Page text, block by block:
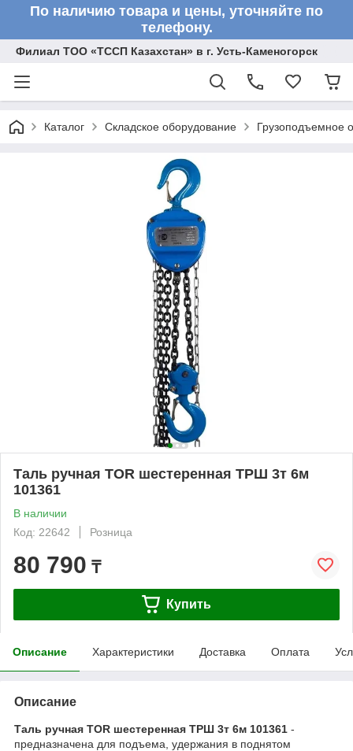
По наличию товара и цены, уточняйте по
телефону.
Филиал ТОО «ТССП Казахстан» в г. Усть-Каменогорск
Каталог Складское оборудование Грузоподъемное
Таль ручная TOR шестеренная ТРШ 3т 6м
101361
В наличии
Код: 22642
Розница
80 790 ₸
Купить
Описание Характеристики Доставка Оплата
Описание
Таль ручная TOR шестеренная ТРШ 3т 6м 101361 -
предназначена для подъема, удержания в поднятом